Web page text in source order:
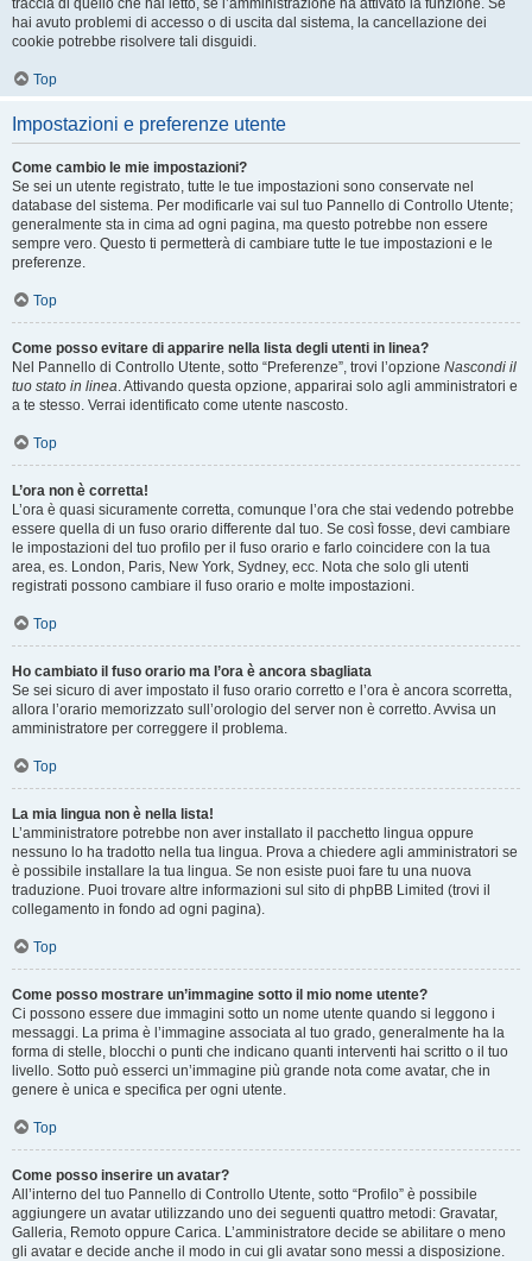
traccia di quello che hai letto, se l’amministrazione ha attivato la funzione. Se
hai avuto problemi di accesso o di uscita dal sistema, la cancellazione dei
cookie potrebbe risolvere tali disguidi.
Top
Impostazioni e preferenze utente
Come cambio le mie impostazioni?
Se sei un utente registrato, tutte le tue impostazioni sono conservate nel
database del sistema. Per modificarle vai sul tuo Pannello di Controllo Utente;
generalmente sta in cima ad ogni pagina, ma questo potrebbe non essere
sempre vero. Questo ti permetterà di cambiare tutte le tue impostazioni e le
preferenze.
Top
Come posso evitare di apparire nella lista degli utenti in linea?
Nel Pannello di Controllo Utente, sotto “Preferenze”, trovi l’opzione Nascondi il
tuo stato in linea. Attivando questa opzione, apparirai solo agli amministratori e
a te stesso. Verrai identificato come utente nascosto.
Top
L’ora non è corretta!
L’ora è quasi sicuramente corretta, comunque l’ora che stai vedendo potrebbe
essere quella di un fuso orario differente dal tuo. Se così fosse, devi cambiare
le impostazioni del tuo profilo per il fuso orario e farlo coincidere con la tua
area, es. London, Paris, New York, Sydney, ecc. Nota che solo gli utenti
registrati possono cambiare il fuso orario e molte impostazioni.
Top
Ho cambiato il fuso orario ma l’ora è ancora sbagliata
Se sei sicuro di aver impostato il fuso orario corretto e l’ora è ancora scorretta,
allora l’orario memorizzato sull’orologio del server non è corretto. Avvisa un
amministratore per correggere il problema.
Top
La mia lingua non è nella lista!
L’amministratore potrebbe non aver installato il pacchetto lingua oppure
nessuno lo ha tradotto nella tua lingua. Prova a chiedere agli amministratori se
è possibile installare la tua lingua. Se non esiste puoi fare tu una nuova
traduzione. Puoi trovare altre informazioni sul sito di phpBB Limited (trovi il
collegamento in fondo ad ogni pagina).
Top
Come posso mostrare un’immagine sotto il mio nome utente?
Ci possono essere due immagini sotto un nome utente quando si leggono i
messaggi. La prima è l’immagine associata al tuo grado, generalmente ha la
forma di stelle, blocchi o punti che indicano quanti interventi hai scritto o il tuo
livello. Sotto può esserci un’immagine più grande nota come avatar, che in
genere è unica e specifica per ogni utente.
Top
Come posso inserire un avatar?
All’interno del tuo Pannello di Controllo Utente, sotto “Profilo” è possibile
aggiungere un avatar utilizzando uno dei seguenti quattro metodi: Gravatar,
Galleria, Remoto oppure Carica. L’amministratore decide se abilitare o meno
gli avatar e decide anche il modo in cui gli avatar sono messi a disposizione.